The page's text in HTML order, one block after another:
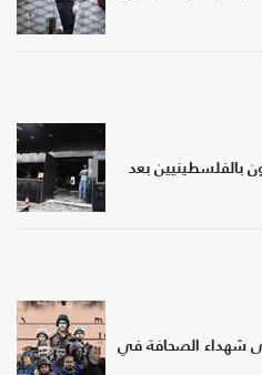
بالفلسطينيين بعد
على شهداء الصحافة في